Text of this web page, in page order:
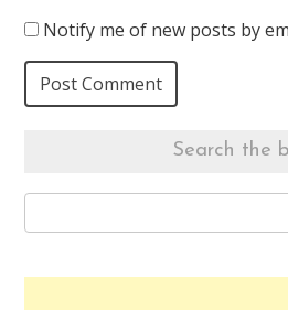
Notify me of new posts by
Search the